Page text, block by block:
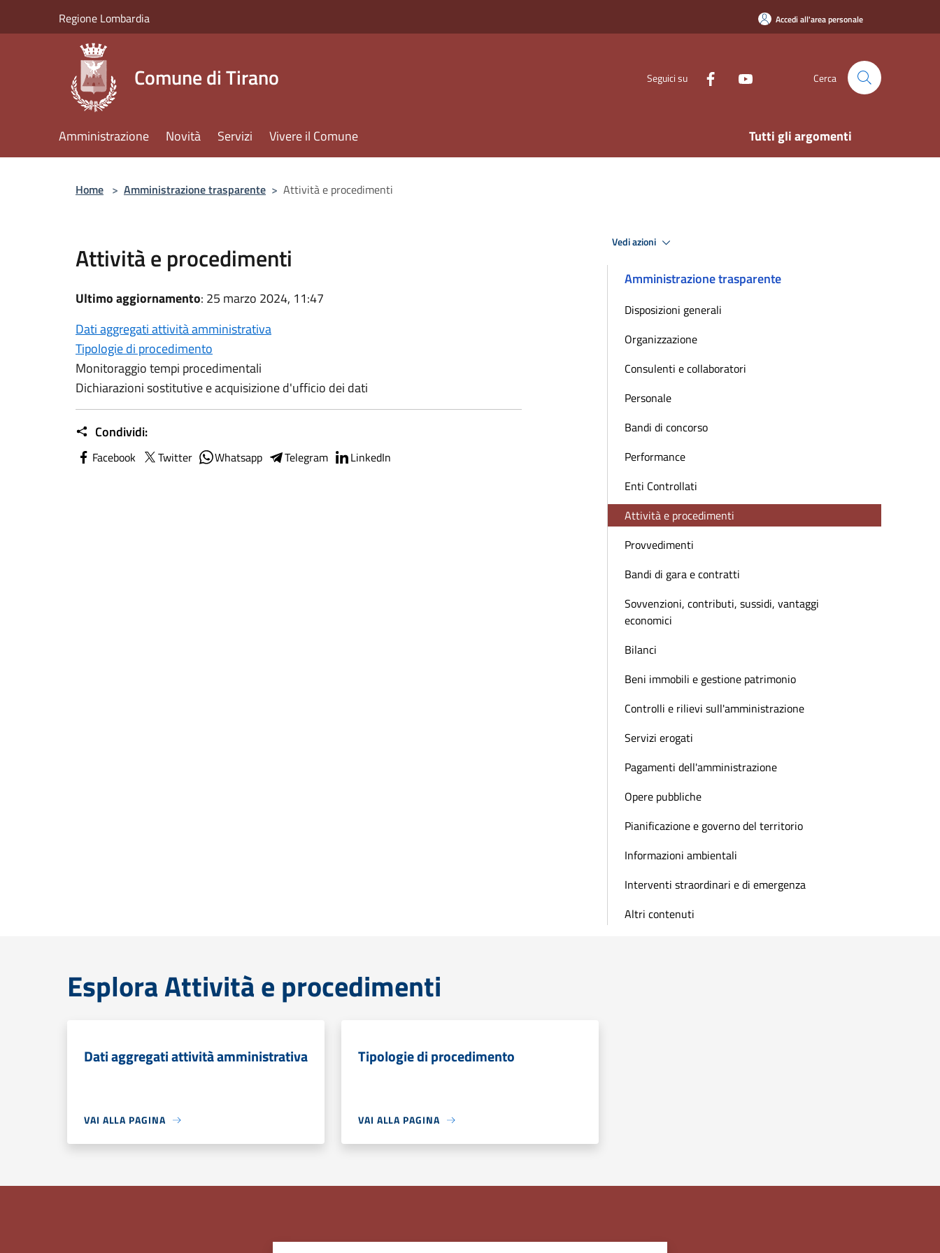
Regione Lombardia Accedi all'area personale
Comune di Tirano Seguici su Cerca
Amministrazione Novità Servizi Vivere il Comune Tutti gli argomenti
Home > Amministrazione trasparente > Attività e procedimenti
Attività e procedimenti
Ultimo aggiornamento: 25 marzo 2024, 11:47
Dati aggregati attività amministrativa
Tipologie di procedimento
Monitoraggio tempi procedimentali
Dichiarazioni sostitutive e acquisizione d'ufficio dei dati
Condividi:
Facebook Twitter Whatsapp Telegram LinkedIn
Vedi azioni
Amministrazione trasparente
Disposizioni generali
Organizzazione
Consulenti e collaboratori
Personale
Bandi di concorso
Performance
Enti Controllati
Attività e procedimenti
Provvedimenti
Bandi di gara e contratti
Sovvenzioni, contributi, sussidi, vantaggi
economici
Bilanci
Beni immobili e gestione patrimonio
Controlli e rilievi sull'amministrazione
Servizi erogati
Pagamenti dell'amministrazione
Opere pubbliche
Pianificazione e governo del territorio
Informazioni ambientali
Interventi straordinari e di emergenza
Altri contenuti
Esplora Attività e procedimenti
Dati aggregati attività amministrativa
VAI ALLA PAGINA
Tipologie di procedimento
VAI ALLA PAGINA